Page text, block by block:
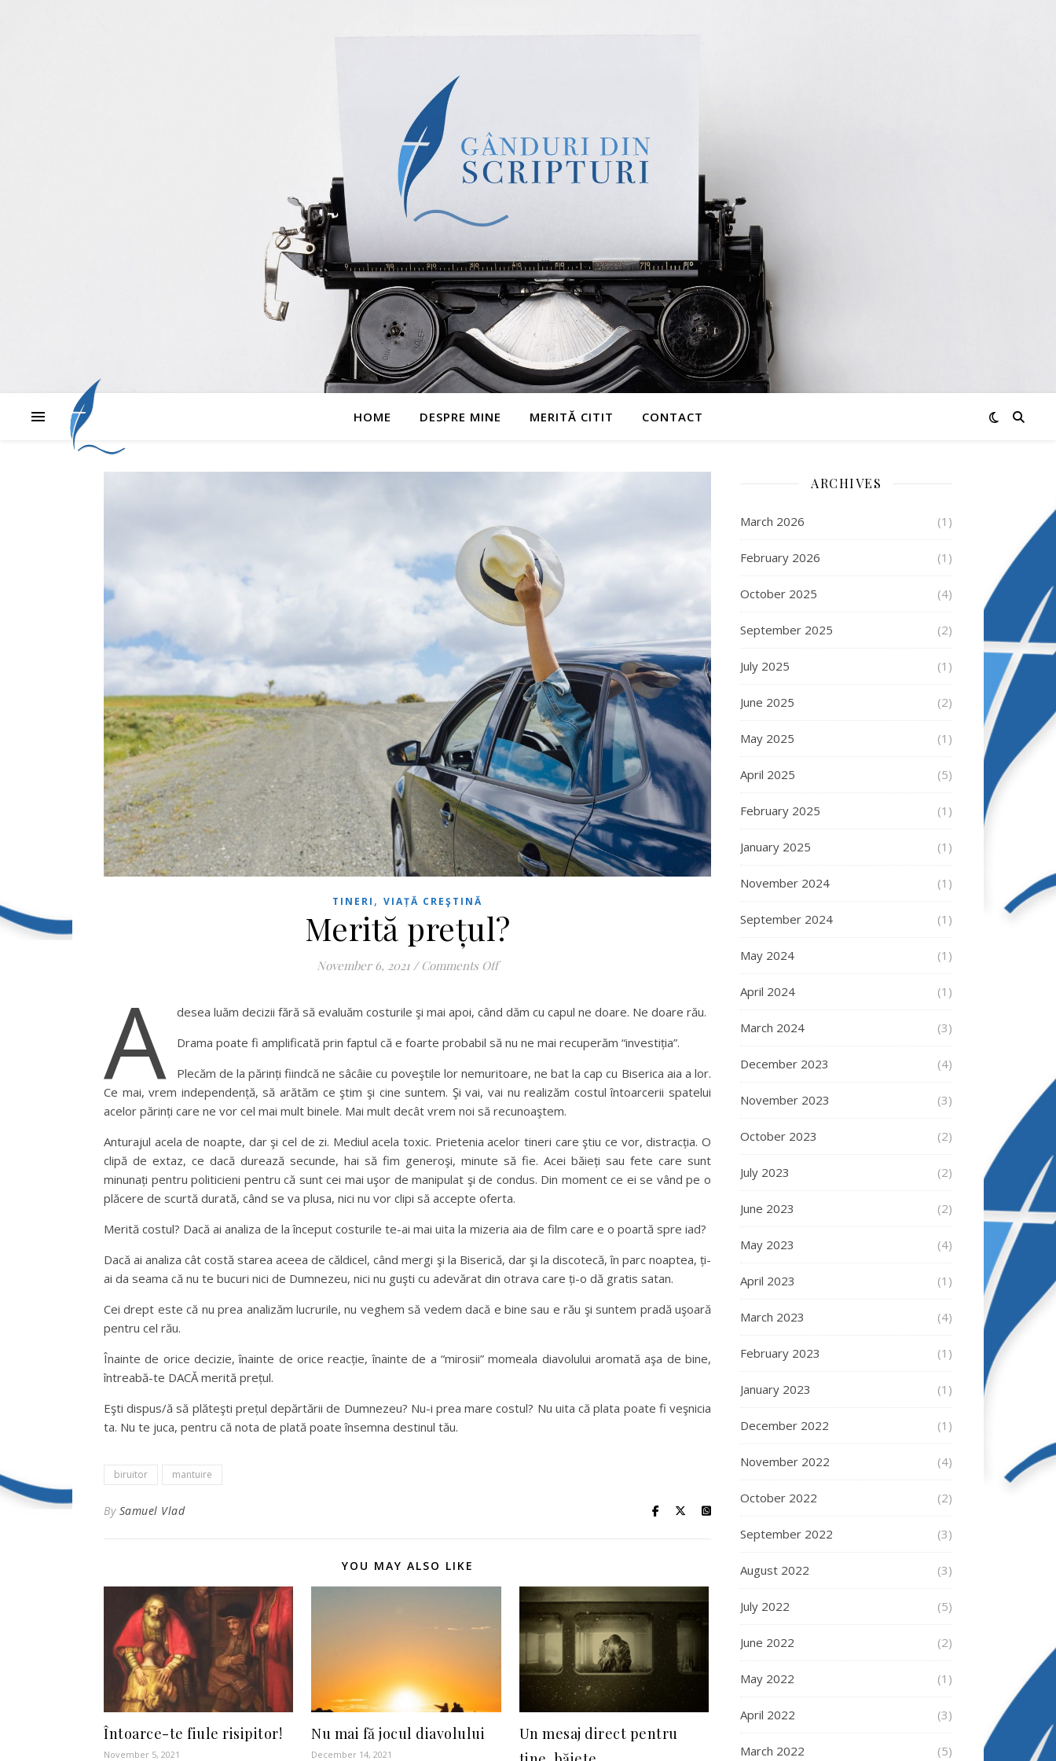
HOME DESPRE MINE MERITĂ CITIT CONTACT
TINERI , VIAȚĂ CREŞTINĂ
Merită prețul?
November 6, 2021 / Comments Offon Merită prețul?
A
desea luăm decizii fără să evaluăm costurile şi mai apoi, când dăm cu capul ne doare. Ne doare rău.
Drama poate fi amplificată prin faptul că e foarte probabil să nu ne mai recuperăm “investiția”.
Plecăm de la părinți fiindcă ne sâcâie cu poveştile lor nemuritoare, ne bat la cap cu Biserica aia a lor.
Ce mai, vrem independență, să arătăm ce ştim şi cine suntem. Şi vai, vai nu realizăm costul întoarcerii spatelui
acelor părinți care ne vor cel mai mult binele. Mai mult decât vrem noi să recunoaştem.
Anturajul acela de noapte, dar şi cel de zi. Mediul acela toxic. Prietenia acelor tineri care ştiu ce vor, distracția. O
clipă de extaz, ce dacă durează secunde, hai să fim generoşi, minute să fie. Acei băieți sau fete care sunt
minunați pentru politicieni pentru că sunt cei mai uşor de manipulat şi de condus. Din moment ce ei se vând pe o
plăcere de scurtă durată, când se va plusa, nici nu vor clipi să accepte oferta.
Merită costul? Dacă ai analiza de la început costurile te-ai mai uita la mizeria aia de film care e o poartă spre iad?
Dacă ai analiza cât costă starea aceea de căldicel, când mergi şi la Biserică, dar şi la discotecă, în parc noaptea, ți-
ai da seama că nu te bucuri nici de Dumnezeu, nici nu guşti cu adevărat din otrava care ți-o dă gratis satan.
Cei drept este că nu prea analizăm lucrurile, nu veghem să vedem dacă e bine sau e rău şi suntem pradă uşoară
pentru cel rău.
Înainte de orice decizie, înainte de orice reacție, înainte de a “mirosii” momeala diavolului aromată aşa de bine,
întreabă-te DACĂ merită prețul.
Eşti dispus/ă să plăteşti prețul depărtării de Dumnezeu? Nu-i prea mare costul? Nu uita că plata poate fi veşnicia
ta. Nu te juca, pentru că nota de plată poate însemna destinul tău.
biruitor mantuire
By Samuel Vlad
YOU MAY ALSO LIKE
Întoarce-te fiule risipitor!
November 5, 2021
Nu mai fă jocul diavolului
December 14, 2021
Un mesaj direct pentru
ARCHIVES
March 2026 (1)
February 2026 (1)
October 2025 (4)
September 2025 (2)
July 2025 (1)
June 2025 (2)
May 2025 (1)
April 2025 (5)
February 2025 (1)
January 2025 (1)
November 2024 (1)
September 2024 (1)
May 2024 (1)
April 2024 (1)
March 2024 (3)
December 2023 (4)
November 2023 (3)
October 2023 (2)
July 2023 (2)
June 2023 (2)
May 2023 (4)
April 2023 (1)
March 2023 (4)
February 2023 (1)
January 2023 (1)
December 2022 (1)
November 2022 (4)
October 2022 (2)
September 2022 (3)
August 2022 (3)
July 2022 (5)
June 2022 (2)
May 2022 (1)
April 2022 (3)
March 2022 (5)